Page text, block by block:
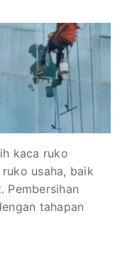
kaca ruko
usaha, baik
Pembersihan
tahapan